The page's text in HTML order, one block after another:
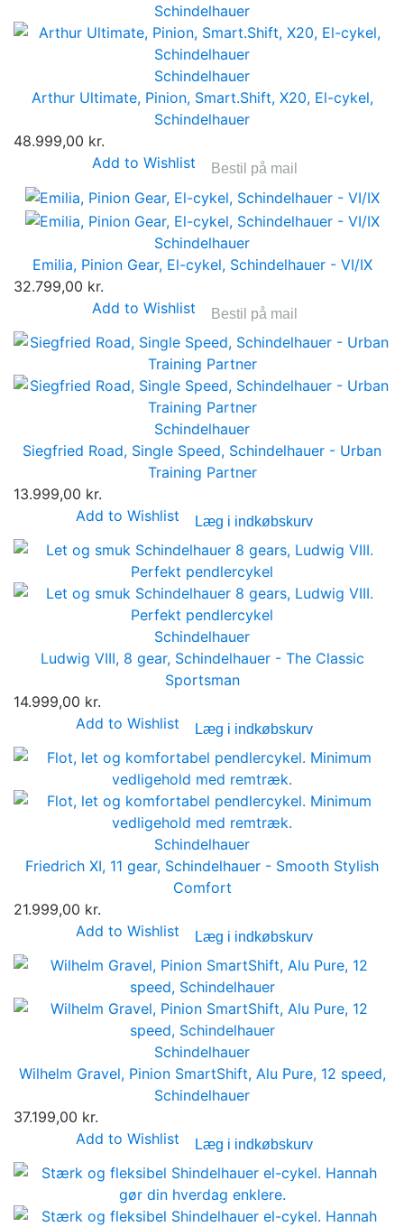
Schindelhauer
Arthur Ultimate, Pinion, Smart.Shift, X20, El-cykel,
Schindelhauer
48.999,00 kr.
Add to Wishlist
Bestil på mail
Schindelhauer
Emilia, Pinion Gear, El-cykel, Schindelhauer - VI/IX
32.799,00 kr.
Add to Wishlist
Bestil på mail
Schindelhauer
Siegfried Road, Single Speed, Schindelhauer - Urban
Training Partner
13.999,00 kr.
Add to Wishlist
Læg i indkøbskurv
Schindelhauer
Ludwig VIII, 8 gear, Schindelhauer - The Classic
Sportsman
14.999,00 kr.
Add to Wishlist
Læg i indkøbskurv
Schindelhauer
Friedrich XI, 11 gear, Schindelhauer - Smooth Stylish
Comfort
21.999,00 kr.
Add to Wishlist
Læg i indkøbskurv
Schindelhauer
Wilhelm Gravel, Pinion SmartShift, Alu Pure, 12 speed,
Schindelhauer
37.199,00 kr.
Add to Wishlist
Læg i indkøbskurv